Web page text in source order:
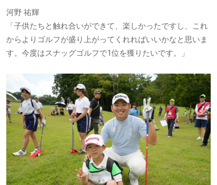
河野 祐輝
「子供たちと触れ合いができて、楽しかったですし、これ
からよりゴルフが盛り上がってくれればいいかなと思いま
す。今度はスナッグゴルフで1位を獲りたいです。」